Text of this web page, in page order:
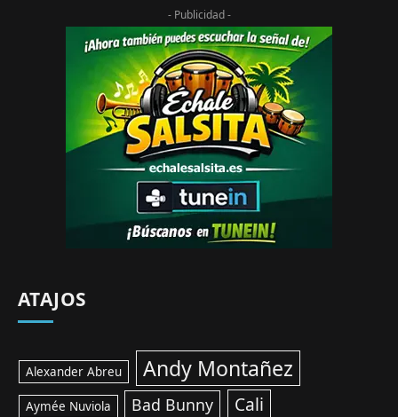
- Publicidad -
ATAJOS
Alexander Abreu Andy Montañez
Aymée Nuviola Bad Bunny Cali